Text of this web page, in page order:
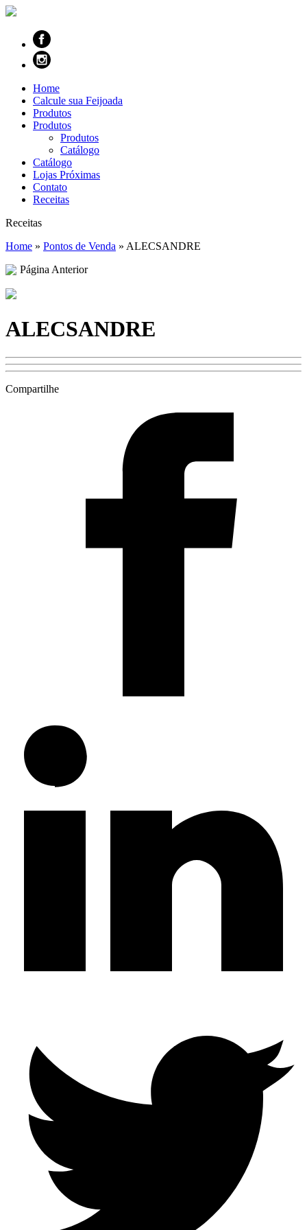
Home
Calcule sua Feijoada
Produtos
Produtos
Produtos
Catálogo
Catálogo
Lojas Próximas
Contato
Receitas
Receitas
Home » Pontos de Venda » ALECSANDRE
Página Anterior
ALECSANDRE
Compartilhe